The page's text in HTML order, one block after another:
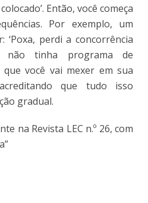
Então, você começa
Por exemplo, um
‘Poxa, perdi a concorrência
tinha programa de
que você vai mexer em sua
que tudo isso
gradual.
na Revista LEC n.º 26, com